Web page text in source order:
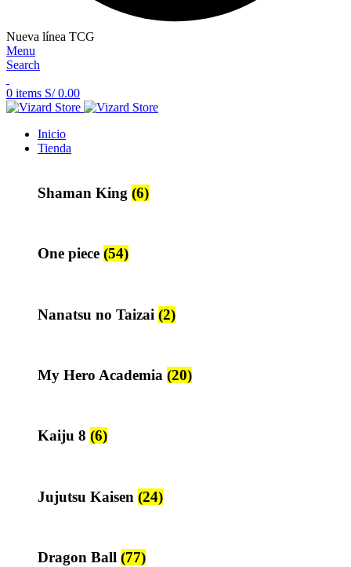
Nueva línea TCG
Menu
Search
0 items S/0.00
Inicio
Tienda
Shaman King (6)
One piece (54)
Nanatsu no Taizai (2)
My Hero Academia (20)
Kaiju 8 (6)
Jujutsu Kaisen (24)
Dragon Ball (77)